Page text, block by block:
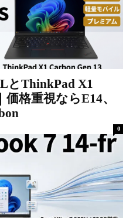
とThinkPad X1
格重視ならE14、
0